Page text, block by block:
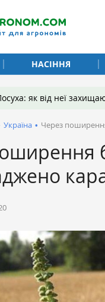
НАСІННЯ
як від неї
Україна • Через